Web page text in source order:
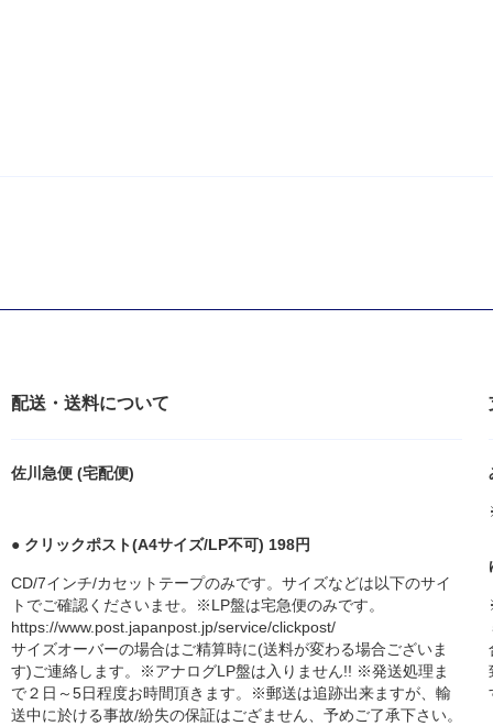
配送・送料について
佐川急便 (宅配便)
● クリックポスト(A4サイズ/LP不可) 198円
CD/7インチ/カセットテープのみです。サイズなどは以下のサイ
トでご確認くださいませ。※LP盤は宅急便のみです。
https://www.post.japanpost.jp/service/clickpost/
サイズオーバーの場合はご精算時に(送料が変わる場合ございま
す)ご連絡します。※アナログLP盤は入りません!! ※発送処理ま
で２日～5日程度お時間頂きます。※郵送は追跡出来ますが、輸
送中に於ける事故/紛失の保証はござません、予めご了承下さい。